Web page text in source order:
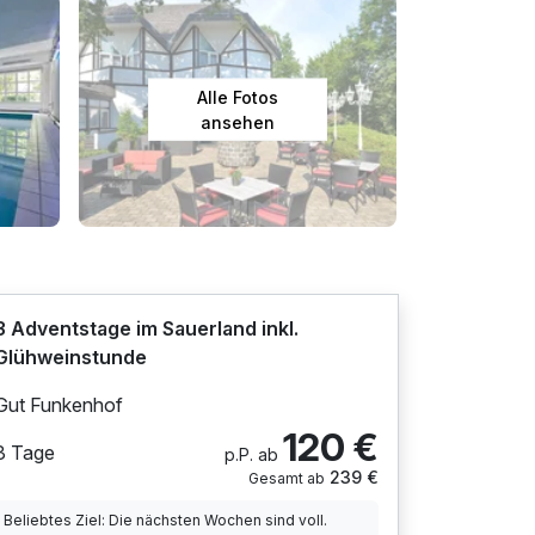
Alle Fotos
ansehen
Adventstage im Sauerland inkl.
Funkenhof
Tage
p.P. ab 120 €
Gesamt ab 239 €
Beliebtes Ziel: Die nächsten Wochen sind voll.